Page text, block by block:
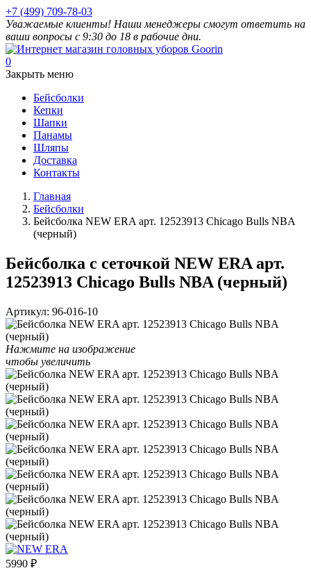
+7 (499) 709-78-03
Уважаемые клиенты! Наши менеджеры смогут ответить на
ваши вопросы с 9:30 до 18 в рабочие дни.
0
Закрыть меню
Бейсболки
Кепки
Шапки
Панамы
Шляпы
Доставка
Контакты
Главная
Бейсболки
Бейсболка NEW ERA арт. 12523913 Chicago Bulls NBA
(черный)
Бейсболка с сеточкой NEW ERA арт.
12523913 Chicago Bulls NBA (черный)
Артикул: 96-016-10
Нажмите на изображение
чтобы увеличить
5990 ₽